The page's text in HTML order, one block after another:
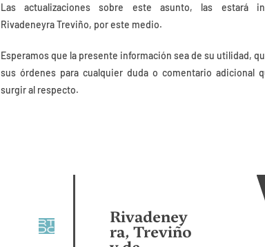
Las actualizaciones sobre este asunto, las estará
Rivadeneyra Treviño, por este medio.
Esperamos que la presente información sea de su utilidad,
sus órdenes para cualquier duda o comentario adicional
surgir al respecto.
Rivadeney
ra, Treviño